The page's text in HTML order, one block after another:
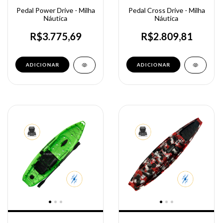
Pedal Power Drive - Milha
Náutica
R$3.775,69
Pedal Cross Drive - Milha
Náutica
R$2.809,81